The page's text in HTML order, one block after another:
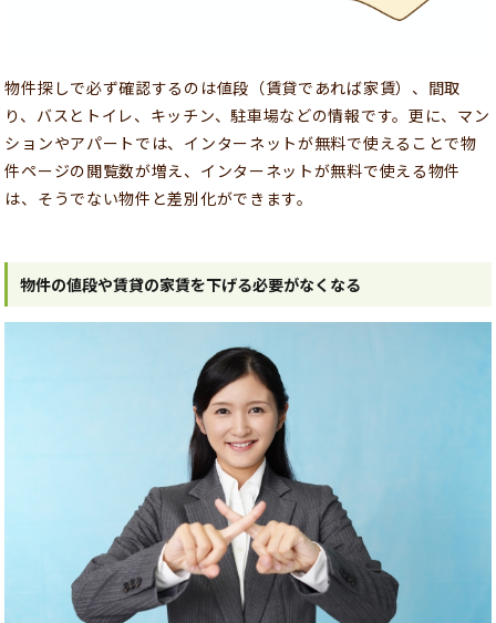
物件探しで必ず確認するのは値段（賃貸であれば家賃）、間取
り、バスとトイレ、キッチン、駐車場などの情報です。更に、マン
ションやアパートでは、インターネットが無料で使えることで物
件ページの閲覧数が増え、インターネットが無料で使える物件
は、そうでない物件と差別化ができます。
物件の値段や賃貸の家賃を下げる必要がなくなる